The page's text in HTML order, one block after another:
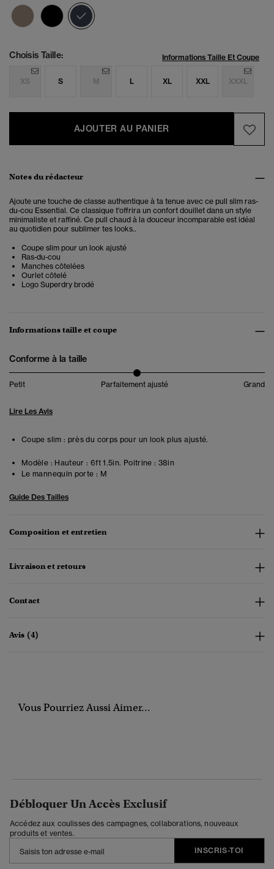
Choisis Taille: Informations Taille Et Coupe
XS S M L XL XXL XXXL
AJOUTER AU PANIER
Notes du rédacteur
Ajoute une touche de classe authentique à ta tenue avec ce pull slim ras-
du-cou Essential. Ce classique t'offrira un confort douillet dans un style
minimaliste et raffiné. Ce pull chaud à la douceur incomparable est idéal
au quotidien pour sublimer tes looks..
Coupe slim pour un look ajusté
Ras-du-cou
Manches côtelées
Ourlet côtelé
Logo Superdry brodé
Informations taille et coupe
Conforme à la taille
Petit Parfaitement ajusté Grand
Lire Les Avis
Coupe slim : près du corps pour un look plus ajusté.
Modèle : Hauteur : 6ft 1.5in. Poitrine : 38in
Le mannequin porte : M
Guide Des Tailles
Composition et entretien
Livraison et retours
Contact
Avis (4)
Vous Pourriez Aussi Aimer...
Débloquer Un Accès Exclusif
Accédez aux coulisses des campagnes, collaborations, nouveaux
produits et ventes.
INSCRIS-TOI